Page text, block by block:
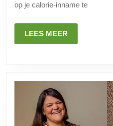
op je calorie-inname te
LEES MEER
MEER